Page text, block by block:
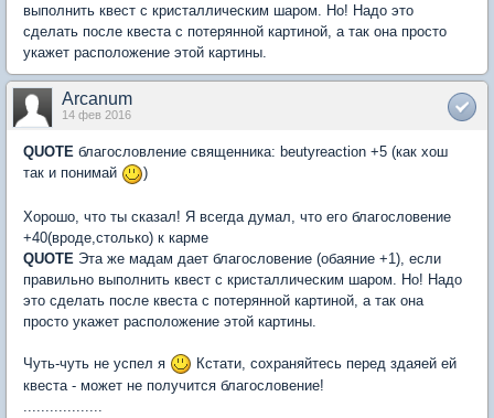
выполнить квест с кристаллическим шаром. Но! Надо это
сделать после квеста с потерянной картиной, а так она просто
укажет расположение этой картины.
Arcanum
14 фев 2016
QUOTE благословление священника: beutyreaction +5 (как хош
так и понимай
)
Хорошо, что ты сказал! Я всегда думал, что его благословение
+40(вроде,столько) к карме
QUOTE Эта же мадам дает благословение (обаяние +1), если
правильно выполнить квест с кристаллическим шаром. Но! Надо
это сделать после квеста с потерянной картиной, а так она
просто укажет расположение этой картины.
Чуть-чуть не успел я
Кстати, сохраняйтесь перед здаяей ей
квеста - может не получится благословение!
..................